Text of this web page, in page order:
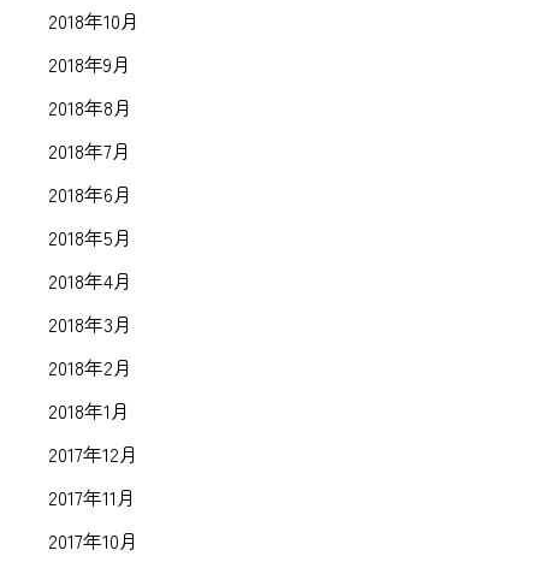
2018年10月
2018年9月
2018年8月
2018年7月
2018年6月
2018年5月
2018年4月
2018年3月
2018年2月
2018年1月
2017年12月
2017年11月
2017年10月